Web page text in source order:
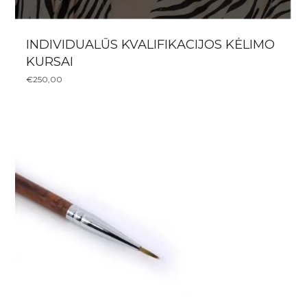
INDIVIDUALŪS KVALIFIKACIJOS KĖLIMO
KURSAI
€250,00